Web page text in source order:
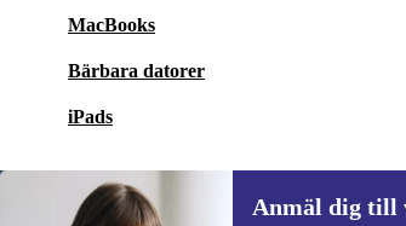
MacBooks
Bärbara datorer
iPads
Anmäl dig till